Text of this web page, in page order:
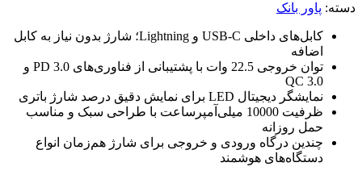
دسته: پاور بانک
کابل‌های داخلی USB-C و Lightning؛ شارژ بدون نیاز به کابل
اضافه
توان خروجی 22.5 وات با پشتیبانی از فناوری‌های PD 3.0 و
QC 3.0
نمایشگر دیجیتال LED برای نمایش دقیق درصد شارژ باتری
ظرفیت 10000 میلی‌آمپرساعت با طراحی سبک و مناسب
حمل روزانه
چندین درگاه ورودی و خروجی برای شارژ هم‌زمان انواع
دستگاه‌های هوشمند